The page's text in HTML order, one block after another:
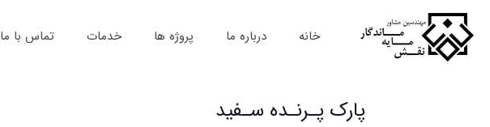
خانه درباره ما پروژه ها خدمات تماس با ما
پارک پـرنـده سـفید